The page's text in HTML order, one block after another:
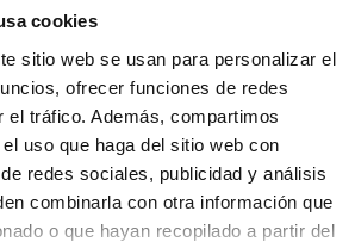
cookies
sitio web se usan para personalizar el
ofrecer funciones de redes
el tráfico. Además, compartimos
uso que haga del sitio web con
redes sociales, publicidad y análisis
combinarla con otra información que
o que hayan recopilado a partir del
NUEVO
OPCIÓN
FRESCO